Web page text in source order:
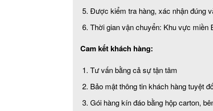
Được kiểm tra hàng, xác nhận đúng
Thời gian vận chuyển: Khu vực miền
Cam kết khách hàng:
Tư vấn bằng cả sự tận tâm
Bảo mật thông tin khách hàng tuyệt
Gói hàng kín đáo bằng hộp carton,